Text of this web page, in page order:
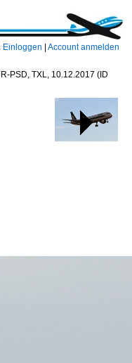
Einloggen Account anmelden
PSD, TXL, 10.12.2017 (ID